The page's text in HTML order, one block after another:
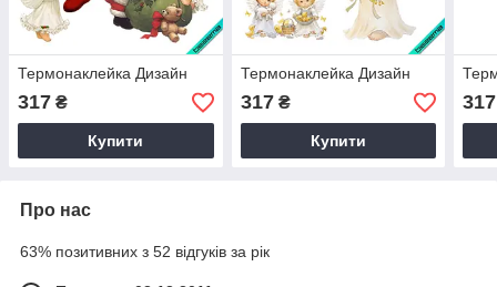
Термонаклейка Дизайн
317 ₴
Купити
Термонаклейка Дизайн
317₴
Купити
317
Про нас
63% позитивних з 52 відгуків за рік